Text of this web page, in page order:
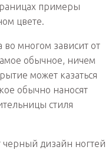
примеры
цвете.
многом зависит от
обычное, ничем
может казаться
обычно наносят
стиля
черный дизайн ногтей